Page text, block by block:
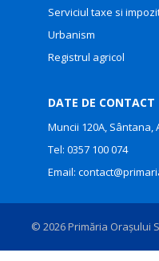
Serviciul taxe si
Urbanism
Registrul agricol
DATE DE CONTACT
Muncii 120A, Sântana,
Tel: 0357 100 074
Email:
© 2026 Primăria Orașului